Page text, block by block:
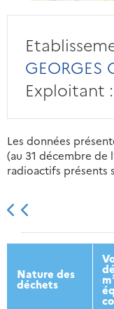
GEORGES
Exploitant :
Les données
(au 31 décembre de
radioactifs présents
2013
Nature des
déchets